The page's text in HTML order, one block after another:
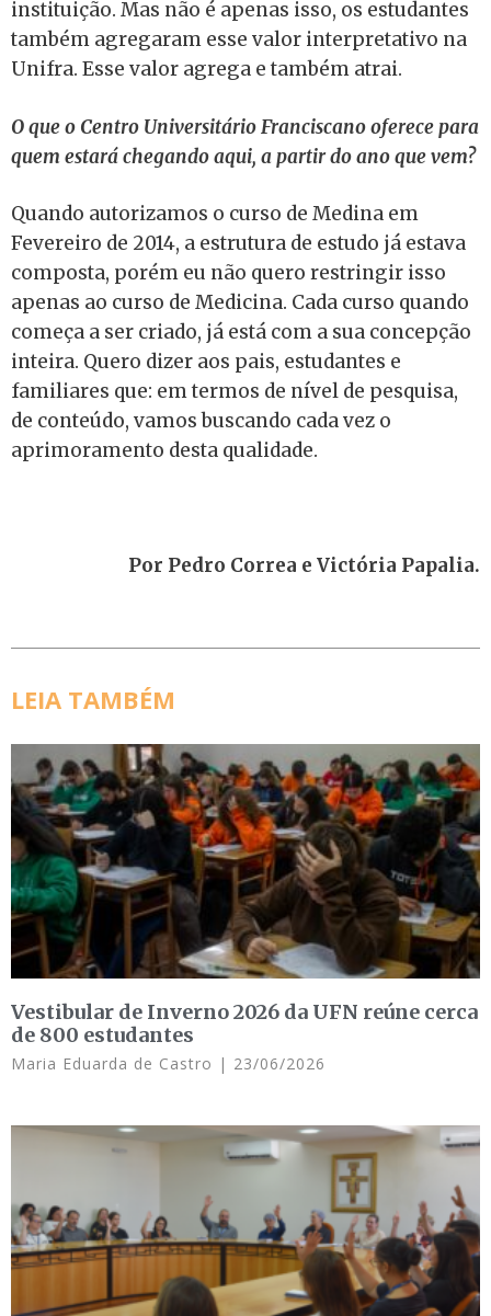
instituição. Mas não é apenas isso, os estudantes
também agregaram esse valor interpretativo na
Unifra. Esse valor agrega e também atrai.
O que o Centro Universitário Franciscano oferece para
quem estará chegando aqui, a partir do ano que vem?
Quando autorizamos o curso de Medina em
Fevereiro de 2014, a estrutura de estudo já estava
composta, porém eu não quero restringir isso
apenas ao curso de Medicina. Cada curso quando
começa a ser criado, já está com a sua concepção
inteira. Quero dizer aos pais, estudantes e
familiares que: em termos de nível de pesquisa,
de conteúdo, vamos buscando cada vez o
aprimoramento desta qualidade.
Por Pedro Correa e Victória Papalia.
LEIA TAMBÉM
Vestibular de Inverno 2026 da UFN reúne cerca
de 800 estudantes
Maria Eduarda de Castro 23/06/2026